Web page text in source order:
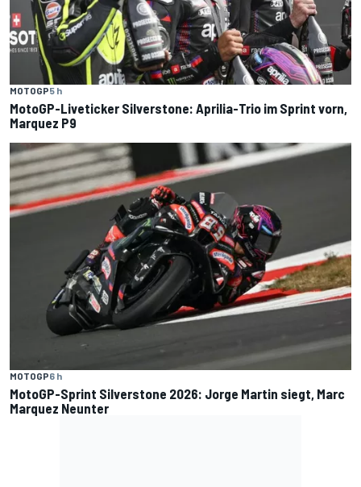
MOTOGP5 h
MotoGP-Liveticker Silverstone: Aprilia-Trio im Sprint vorn,
Marquez P9
MOTOGP6 h
MotoGP-Sprint Silverstone 2026: Jorge Martin siegt, Marc
Marquez Neunter